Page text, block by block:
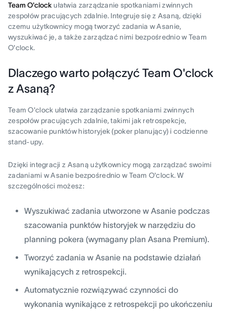
Team O'clock ułatwia zarządzanie spotkaniami zwinnych
zespołów pracujących zdalnie. Integruje się z Asaną, dzięki
czemu użytkownicy mogą tworzyć zadania w Asanie,
wyszukiwać je, a także zarządzać nimi bezpośrednio w Team
O'clock.
Dlaczego warto połączyć Team O'clock
z Asaną?
Team O'clock ułatwia zarządzanie spotkaniami zwinnych
zespołów pracujących zdalnie, takimi jak retrospekcje,
szacowanie punktów historyjek (poker planujący) i codzienne
stand-upy.
Dzięki integracji z Asaną użytkownicy mogą zarządzać swoimi
zadaniami w Asanie bezpośrednio w Team O'clock. W
szczególności możesz:
Wyszukiwać zadania utworzone w Asanie podczas
szacowania punktów historyjek w narzędziu do
planning pokera (wymagany plan Asana Premium).
Tworzyć zadania w Asanie na podstawie działań
wynikających z retrospekcji.
Automatycznie rozwiązywać czynności do
wykonania wynikające z retrospekcji po ukończeniu